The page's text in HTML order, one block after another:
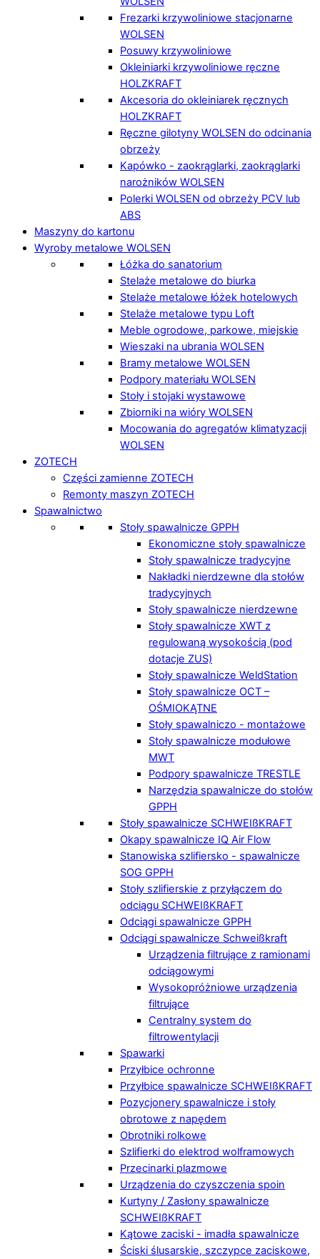
Frezarki krzywoliniowe stacjonarne
WOLSEN
Posuwy krzywoliniowe
Okleiniarki krzywoliniowe ręczne
HOLZKRAFT
Akcesoria do okleiniarek ręcznych
HOLZKRAFT
Ręczne gilotyny WOLSEN do odcinania
obrzeży
Kapówko - zaokrąglarki, zaokrąglarki
narożników WOLSEN
Polerki WOLSEN od obrzeży PCV lub
ABS
Maszyny do kartonu
Wyroby metalowe WOLSEN
Łóżka do sanatorium
Stelaże metalowe do biurka
Stelaże metalowe łóżek hotelowych
Stelaże metalowe typu Loft
Meble ogrodowe, parkowe, miejskie
Wieszaki na ubrania WOLSEN
Bramy metalowe WOLSEN
Podpory materiału WOLSEN
Stoły i stojaki wystawowe
Zbiorniki na wióry WOLSEN
Mocowania do agregatów klimatyzacji
WOLSEN
ZOTECH
Części zamienne ZOTECH
Remonty maszyn ZOTECH
Spawalnictwo
Stoły spawalnicze GPPH
Ekonomiczne stoły spawalnicze
Stoły spawalnicze tradycyjne
Nakładki nierdzewne dla stołów
tradycyjnych
Stoły spawalnicze nierdzewne
Stoły spawalnicze XWT z
regulowaną wysokością (pod
dotacje ZUS)
Stoły spawalnicze WeldStation
Stoły spawalnicze OCT –
OŚMIOKĄTNE
Stoły spawalniczo - montażowe
Stoły spawalnicze modułowe
MWT
Podpory spawalnicze TRESTLE
Narzędzia spawalnicze do stołów
GPPH
Stoły spawalnicze SCHWEIßKRAFT
Okapy spawalnicze IQ Air Flow
Stanowiska szlifiersko - spawalnicze
SOG GPPH
Stoły szlifierskie z przyłączem do
odciągu SCHWEIßKRAFT
Odciągi spawalnicze GPPH
Odciągi spawalnicze Schweißkraft
Urządzenia filtrujące z ramionami
odciągowymi
Wysokopróżniowe urządzenia
filtrujące
Centralny system do
filtrowentylacji
Spawarki
Przyłbice ochronne
Przyłbice spawalnicze SCHWEIßKRAFT
Pozycjonery spawalnicze i stoły
obrotowe z napędem
Obrotniki rolkowe
Szlifierki do elektrod wolframowych
Przecinarki plazmowe
Urządzenia do czyszczenia spoin
Kurtyny / Zasłony spawalnicze
SCHWEIßKRAFT
Kątowe zaciski - imadła spawalnicze
Ściski ślusarskie, szczypce zaciskowe,